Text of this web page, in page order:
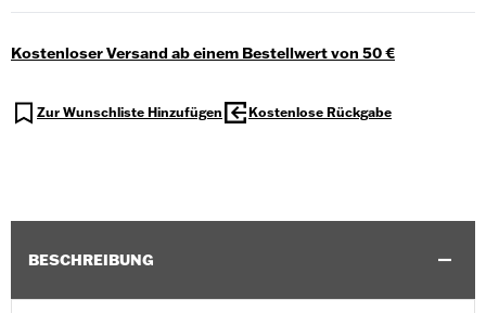
Kostenloser Versand ab einem Bestellwert von 50 €
Zur Wunschliste Hinzufügen Kostenlose Rückgabe
BESCHREIBUNG